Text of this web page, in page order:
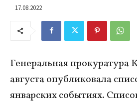
17.08.2022
Генеральная прокуратура
августа опубликовала
январских событиях.